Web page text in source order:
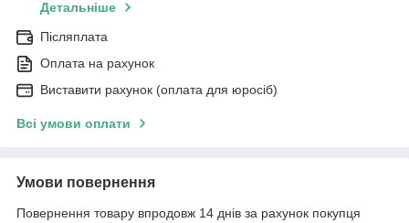
Детальніше
Післяплата
Оплата на рахунок
Виставити рахунок (оплата для юросіб)
Всі умови оплати
Умови повернення
Повернення товару впродовж 14 днів за рахунок покупця